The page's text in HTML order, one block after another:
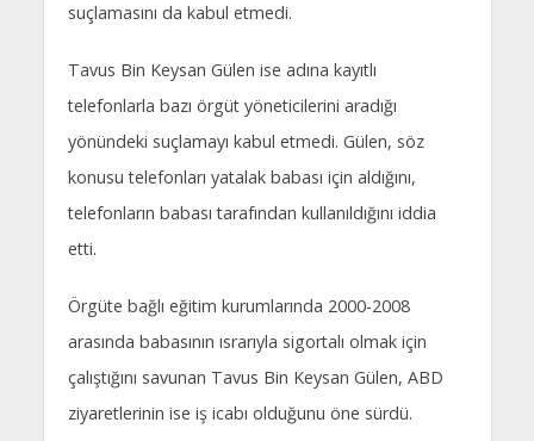
suçlamasını da kabul etmedi.
Tavus Bin Keysan Gülen ise adına kayıtlı
telefonlarla bazı örgüt yöneticilerini aradığı
yönündeki suçlamayı kabul etmedi. Gülen, söz
konusu telefonları yatalak babası için aldığını,
telefonların babası tarafından kullanıldığını iddia
etti.
Örgüte bağlı eğitim kurumlarında 2000-2008
arasında babasının ısrarıyla sigortalı olmak için
çalıştığını savunan Tavus Bin Keysan Gülen, ABD
ziyaretlerinin ise iş icabı olduğunu öne sürdü.